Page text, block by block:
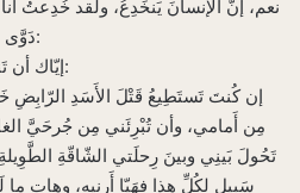
نعم، إنَّ الإنسانَ يَنخَدِعُ، ولقد خُدِعتُ
دَوَّى صَوتٌ كالرَّعدِ عن يَمِينِه يُحَذِّرُه:
إيّاك أن تَنخَدِع! قُلْ لِذَلك الماكِرِ الخَبِيثِ:
إن كُنتَ تَستَطِيعُ قَتْلَ الأَسَدِ الرّابِضِ
مِن أَمامي، وأن تُبْرِئَني مِن جُرحَيَّ
تَحُولَ بَينِي وبينَ رِحلَتي الشّاقّةِ
سَبِيلٍ لِكُلِّ هذا فهَيّا أَرِنِيهِ، وهاتِ